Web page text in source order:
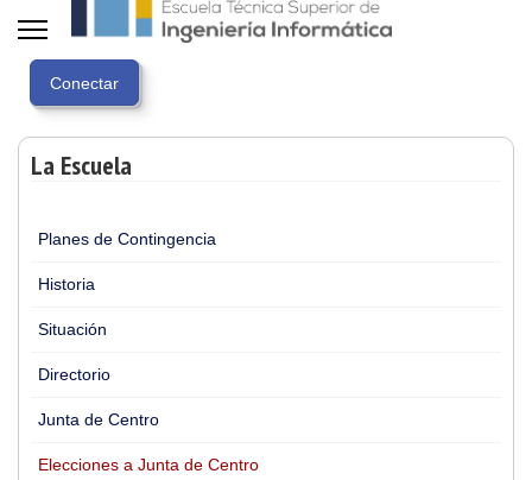
La Escuela
Planes de Contingencia
Historia
Situación
Directorio
Junta de Centro
Elecciones a Junta de Centro